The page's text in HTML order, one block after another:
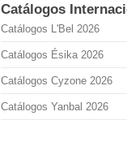
Catálogos
Catálogos L'Bel 2026
Catálogos Ésika 2026
Catálogos Cyzone 2026
Catálogos Yanbal 2026